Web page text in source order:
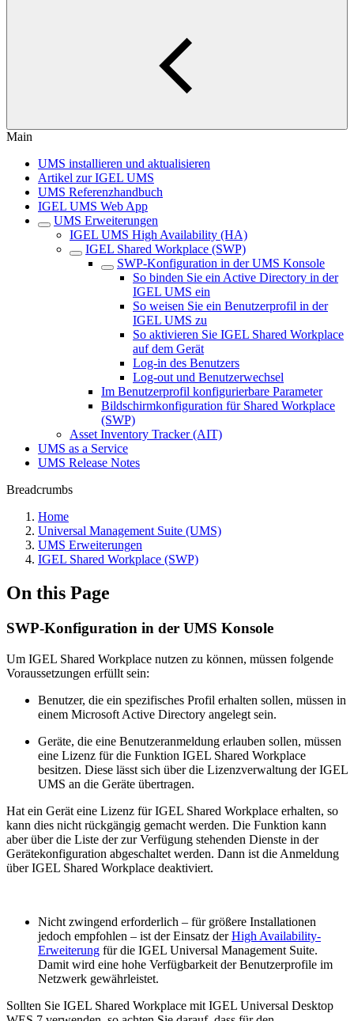
Main
UMS installieren und aktualisieren
Artikel zur IGEL UMS
UMS Referenzhandbuch
IGEL UMS Web App
UMS Erweiterungen
IGEL UMS High Availability (HA)
IGEL Shared Workplace (SWP)
SWP-Konfiguration in der UMS Konsole
So binden Sie ein Active Directory in der
IGEL UMS ein
So weisen Sie ein Benutzerprofil in der
IGEL UMS zu
So aktivieren Sie IGEL Shared Workplace
auf dem Gerät
Log-in des Benutzers
Log-out und Benutzerwechsel
Im Benutzerprofil konfigurierbare Parameter
Bildschirmkonfiguration für Shared Workplace
(SWP)
Asset Inventory Tracker (AIT)
UMS as a Service
UMS Release Notes
Breadcrumbs
Home
Universal Management Suite (UMS)
UMS Erweiterungen
IGEL Shared Workplace (SWP)
On this Page
SWP-Konfiguration in der UMS Konsole
Um IGEL Shared Workplace nutzen zu können, müssen folgende
Voraussetzungen erfüllt sein:
Benutzer, die ein spezifisches Profil erhalten sollen, müssen in
einem Microsoft Active Directory angelegt sein.
Geräte, die eine Benutzeranmeldung erlauben sollen, müssen
eine Lizenz für die Funktion IGEL Shared Workplace
besitzen. Diese lässt sich über die Lizenzverwaltung der IGEL
UMS an die Geräte übertragen.
Hat ein Gerät eine Lizenz für IGEL Shared Workplace erhalten, so
kann dies nicht rückgängig gemacht werden. Die Funktion kann
aber über die Liste der zur Verfügung stehenden Dienste in der
Gerätekonfiguration abgeschaltet werden. Dann ist die Anmeldung
über IGEL Shared Workplace deaktiviert.
Nicht zwingend erforderlich – für größere Installationen
jedoch empfohlen – ist der Einsatz derHigh Availability-
Erweiterung für die IGEL Universal Management Suite.
Damit wird eine hohe Verfügbarkeit der Benutzerprofile im
Netzwerk gewährleistet.
Sollten Sie IGEL Shared Workplace mit IGEL Universal Desktop